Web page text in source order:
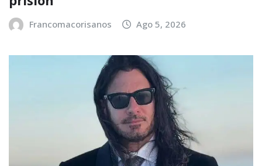
Francomacorisanos Ago 5, 2026